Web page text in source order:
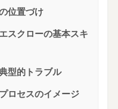
位置づけ
スクローの基本スキ
型的トラブル
ロセスのイメージ